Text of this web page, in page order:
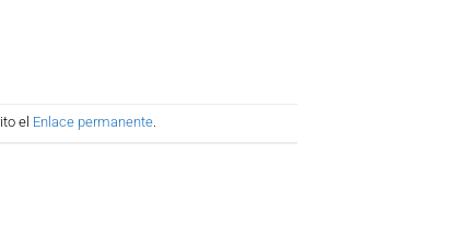
el Enlace permanente.